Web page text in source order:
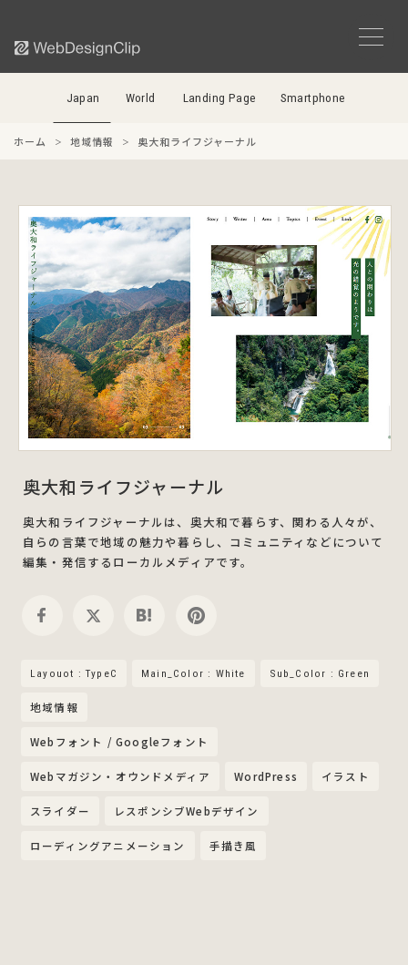
Japan World Landing Page Smartphone
ホーム 地域情報 奥大和ライフジャーナル
奥大和ライフジャーナル
奥大和ライフジャーナルは、奥大和で暮らす、関わる人々が、
自らの言葉で地域の魅力や暮らし、コミュニティなどについて
編集・発信するローカルメディアです。
Layouot : TypeC Main_Color : White Sub_Color : Green
地域情報
Webフォント / Googleフォント
Webマガジン・オウンドメディア WordPress イラスト
スライダー レスポンシブWebデザイン
ローディングアニメーション 手描き風